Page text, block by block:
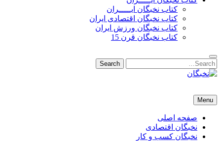
کتاب نخبگان ایـــــران
کتاب نخبگان اقتصادی ایران
کتاب نخبگان ورزش ایران
کتاب نخبگان قرن 15
Search
for:
Search
نخبگان تایمز/ کتاب نخبگان + پورتال رسمی کتاب نخبگان ایران –
ورزش ایران – کتاب نخبگان کسب و کار ایران – کتاب نخبگان ایران
Menu
صفحه اصلی
نخبگان اقتصادی
نخبگان کسب و کار